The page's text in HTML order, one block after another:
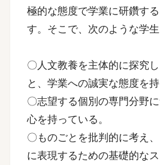
極的な態度で学業に研鑽す
す。そこで、次のような学生
〇人文教養を主体的に探究
と、学業への誠実な態度を持
〇志望する個別の専門分野
心を持っている。
〇ものごとを批判的に考え
に表現するための基礎的な